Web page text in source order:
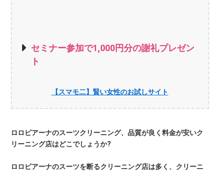
セミナー参加で1,000円分の謝礼プレゼン
ト
【スマモ二】賢い女性のお試しサイト
ロロピアーナのスーツクリーニング、品質が良く料金が安いク
リーニング店はどこでしょうか?
ロロピアーナのスーツを断るクリーニング店は多く、クリーニ